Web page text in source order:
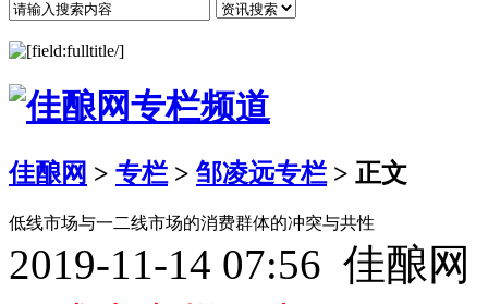
佳酿网 > 专栏 > 邹凌远专栏 > 正文
低线市场与一二线市场的消费群体的冲突与共性
2019-11-14 07:56 佳酿